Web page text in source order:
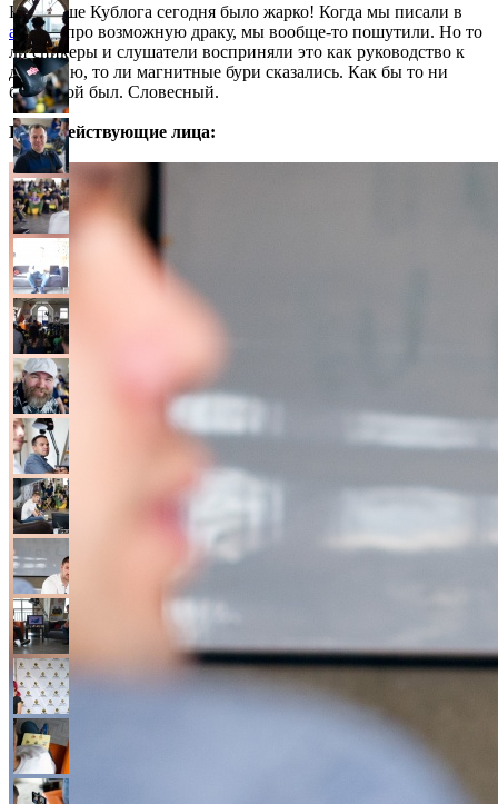
На крыше Кублога сегодня было жарко! Когда мы писали в
анонсепро возможную драку, мы вообще-то пошутили. Но то
ли спикеры и слушатели восприняли это как руководство к
действию, то ли магнитные бури сказались. Как бы то ни
было, бой был. Словесный.
Итак, действующие лица: